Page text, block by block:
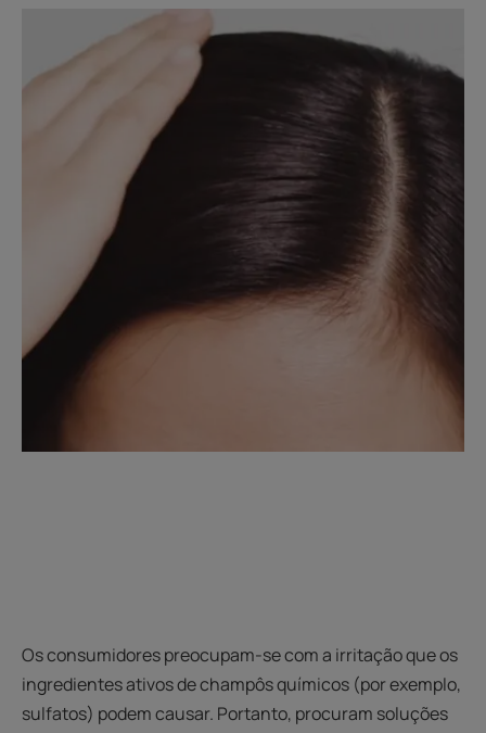
Os consumidores preocupam-se com a irritação que os
ingredientes ativos de champôs químicos (por exemplo,
sulfatos) podem causar. Portanto, procuram soluções